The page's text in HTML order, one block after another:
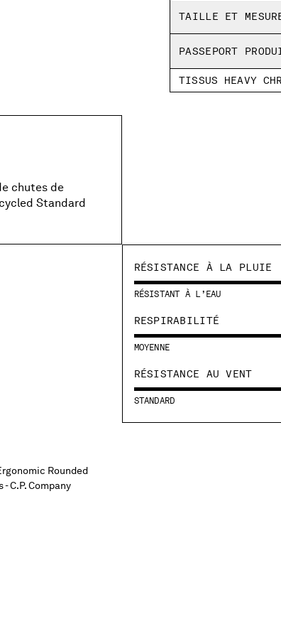
Rabat latéral à
Vêtement teint
TAILLE ET
PASSEPORT
TISSUS HEAVY
chutes de
Standard
RÉSISTANCE À LA PLUIE
RÉSISTANT À L’EAU
RESPIRABILITÉ
MOYENNE
RÉSISTANCE AU VENT
STANDARD